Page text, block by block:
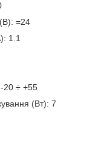
=24
1.1
20 ÷ +55
(Вт): 7